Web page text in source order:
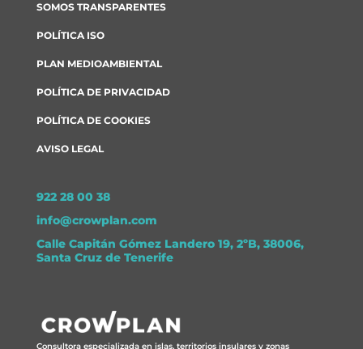
SOMOS TRANSPARENTES
POLÍTICA ISO
PLAN MEDIOAMBIENTAL
POLÍTICA DE PRIVACIDAD
POLÍTICA DE COOKIES
AVISO LEGAL
922 28 00 38
info@crowplan.com
Calle Capitán Gómez Landero 19, 2ºB, 38006,
Santa Cruz de Tenerife
Consultora especializada en islas, territorios insulares y zonas